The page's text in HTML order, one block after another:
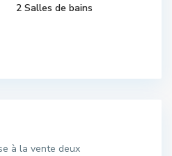
2 Salles de bains
à la vente deux